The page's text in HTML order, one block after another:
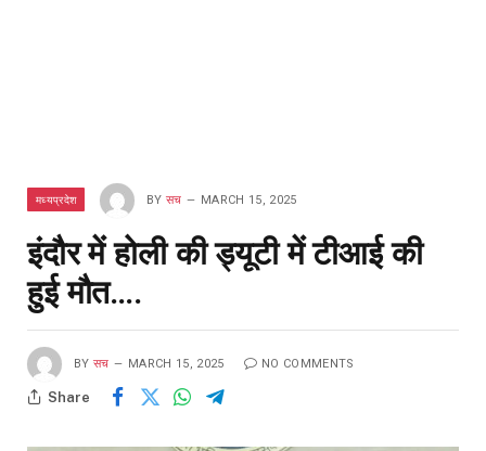
मध्यप्रदेश BY सच MARCH 15, 2025
इंदौर में होली की ड्यूटी में टीआई की
हुई मौत….
BY सच MARCH 15, 2025 NO COMMENTS
Share